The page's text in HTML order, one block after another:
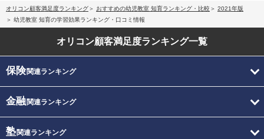
オリコン顧客満足度ランキング おすすめの幼児教室 知育ランキング・比較
2021年版
幼児教室 知育の学習効果ランキング・口コミ情報
オリコン顧客満足度ランキング一覧
保険関連ランキング
金融関連ランキング
塾関連ランキング